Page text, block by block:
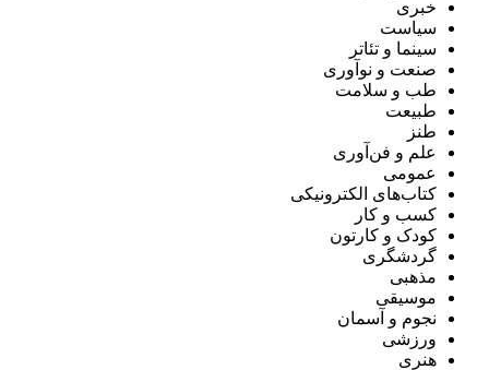
خبری
سیاست
سینما و تئاتر
صنعت و نوآوری
طب و سلامت
طبیعت
طنز
علم و فن‌آوری
عمومی
کتاب‌های الکترونیکی
کسب و کار
کودک و کارتون
گردشگری
مذهبی
موسیقی
نجوم و آسمان
ورزشی
هنری